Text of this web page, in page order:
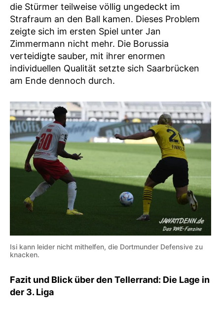
die Stürmer teilweise völlig ungedeckt im
Strafraum an den Ball kamen. Dieses Problem
zeigte sich im ersten Spiel unter Jan
Zimmermann nicht mehr. Die Borussia
verteidigte sauber, mit ihrer enormen
individuellen Qualität setzte sich Saarbrücken
am Ende dennoch durch.
Isi kann leider nicht mithelfen, die Dortmunder Defensive zu
knacken.
Fazit und Blick über den Tellerrand: Die Lage in
der 3. Liga